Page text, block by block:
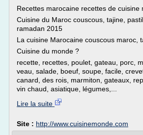
Recettes marocaine recettes de cuisine
Cuisine du Maroc couscous, tajine,
ramadan 2015
La cuisine Marocaine couscous maroc,
Cuisine du monde ?
recette, recettes, poulet, gateau, porc,
veau, salade, boeuf, soupe, facile,
canard, des rois, marmiton, gateaux,
vin chaud, asiatique, légumes,...
Lire la suite
Site : http://www.cuisinemonde.com